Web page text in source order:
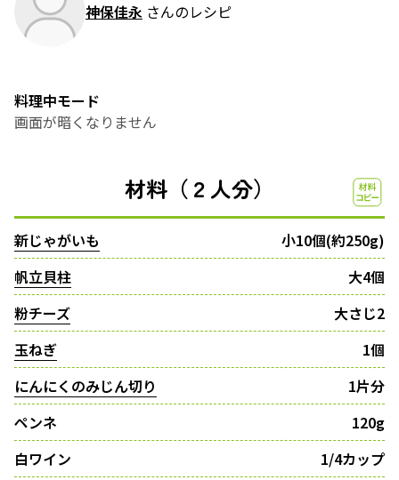
神保佳永 さんのレシピ
料理中モード
画面が暗くなりません
材料（２人分）
新じゃがいも
小10個(約250g)
帆立貝柱
大4個
粉チーズ
大さじ2
玉ねぎ
1個
にんにくのみじん切り
1片分
ペンネ
120g
白ワイン
1/4カップ